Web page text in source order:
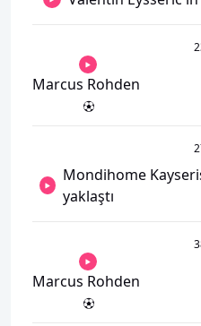
Marcus Rohden
Mondihome
yaklaştı
Marcus Rohden